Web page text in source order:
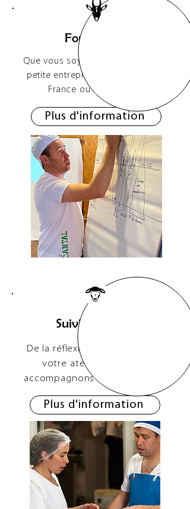
Formations
Que vous soyez une exploitation,
petite entreprise, agriculteur, en
France ou à l'étranger
Plus d'information
Suivi de projet
De la réflexion à la création de
votre atelier, nous vous
accompagnons à chaque étape
Plus d'information